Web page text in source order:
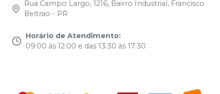
Rua Campo Largo, 1216, Bairro Industrial, Francisco
Beltrao - PR
Horário de Atendimento:
09:00 às 12:00 e das 13:30 às 17:30